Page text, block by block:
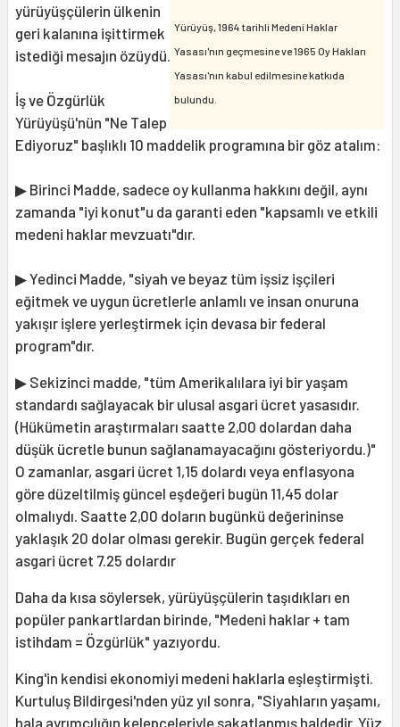
Yürüyüş, 1964 tarihli Medeni Haklar
Yasası'nın geçmesine ve 1965 Oy Hakları
Yasası'nın kabul edilmesine katkıda
bulundu.
yürüyüşçülerin ülkenin
geri kalanına işittirmek
istediği mesajın özüydü.
İş ve Özgürlük
Yürüyüşü'nün "Ne Talep
Ediyoruz" başlıklı 10 maddelik programına bir göz atalım:
▶ Birinci Madde, sadece oy kullanma hakkını değil, aynı
zamanda "iyi konut"u da garanti eden "kapsamlı ve etkili
medeni haklar mevzuatı"dır.
▶ Yedinci Madde, "siyah ve beyaz tüm işsiz işçileri
eğitmek ve uygun ücretlerle anlamlı ve insan onuruna
yakışır işlere yerleştirmek için devasa bir federal
program"dır.
▶ Sekizinci madde, "tüm Amerikalılara iyi bir yaşam
standardı sağlayacak bir ulusal asgari ücret yasasıdır.
(Hükümetin araştırmaları saatte 2,00 dolardan daha
düşük ücretle bunun sağlanamayacağını gösteriyordu.)"
O zamanlar, asgari ücret 1,15 dolardı veya enflasyona
göre düzeltilmiş güncel eşdeğeri bugün 11,45 dolar
olmalıydı. Saatte 2,00 doların bugünkü değerininse
yaklaşık 20 dolar olması gerekir. Bugün gerçek federal
asgari ücret 7.25 dolardır
Daha da kısa söylersek, yürüyüşçülerin taşıdıkları en
popüler pankartlardan birinde, "Medeni haklar + tam
istihdam = Özgürlük" yazıyordu.
King'in kendisi ekonomiyi medeni haklarla eşleştirmişti.
Kurtuluş Bildirgesi'nden yüz yıl sonra, "Siyahların yaşamı,
hala ayrımcılığın kelepçeleriyle sakatlanmış haldedir. Yüz